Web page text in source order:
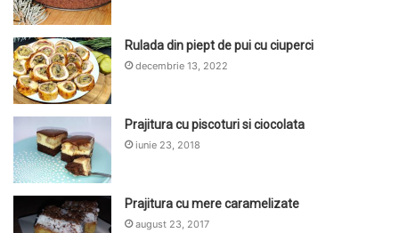
Rulada din piept de pui cu ciuperci
decembrie 13, 2022
Prajitura cu piscoturi si ciocolata
iunie 23, 2018
Prajitura cu mere caramelizate
august 23, 2017